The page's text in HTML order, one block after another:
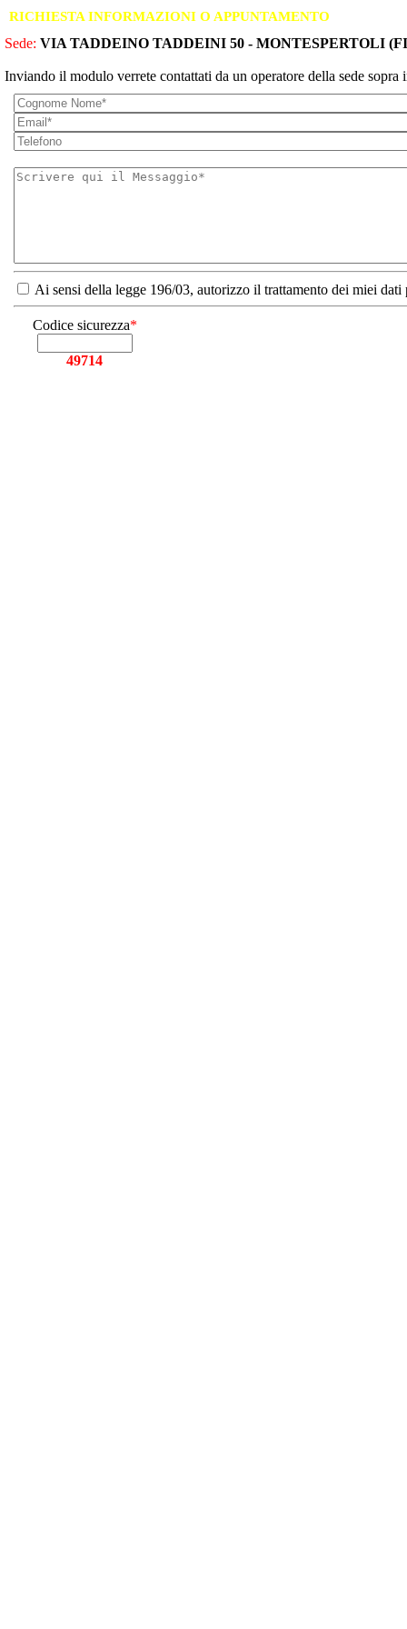
RICHIESTA INFORMAZIONI O APPUNTAMENTO
Sede: VIA TADDEINO TADDEINI 50 - MONTESPERTOLI
Inviando il modulo verrete contattati da un operatore della sede sopra
Ai sensi della legge 196/03, autorizzo il trattamento dei miei
Codice sicurezza*
49714